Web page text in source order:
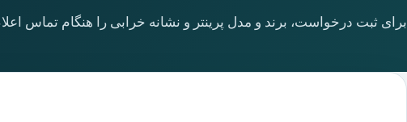
برای ثبت درخواست، برند و مدل پرینتر و نشانه خرابی را هنگام تماس